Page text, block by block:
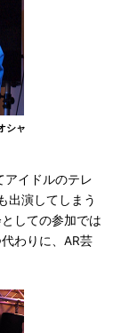
シャ
イドルのテレ
出演してしまう
しての参加では
わりに、AR芸